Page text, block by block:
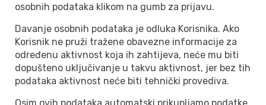
osobnih podataka klikom na gumb za prijavu.
Davanje osobnih podataka je odluka Korisnika. Ako
Korisnik ne pruži tražene obavezne informacije za
određenu aktivnost koja ih zahtijeva, neće mu biti
dopušteno uključivanje u takvu aktivnost, jer bez tih
podataka aktivnost neće biti tehnički provediva.